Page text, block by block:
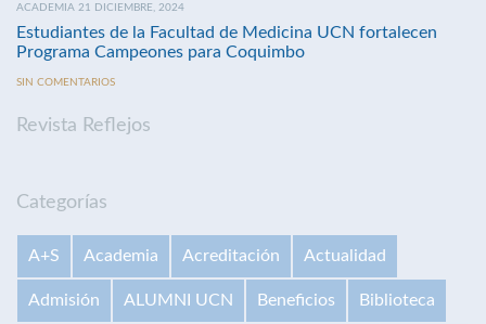
ACADEMIA 21 DICIEMBRE, 2024
Estudiantes de la Facultad de Medicina UCN fortalecen
Programa Campeones para Coquimbo
SIN COMENTARIOS
Revista Reflejos
Categorías
A+S Academia Acreditación Actualidad
Admisión ALUMNI UCN Beneficios Biblioteca